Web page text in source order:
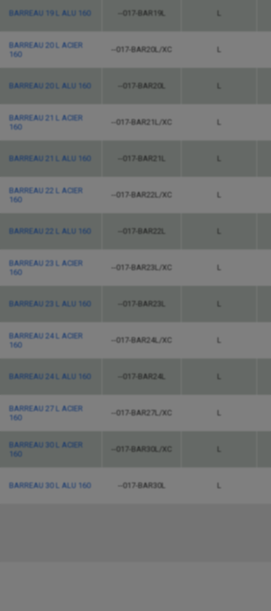
BARREAU 19 L ALU 160 --017-BAR19L L
BARREAU 20 L ACIER
160
--017-BAR20L/XC L
BARREAU 20 L ALU 160 --017-BAR20L L
BARREAU 21 L ACIER
160
--017-BAR21L/XC L
BARREAU 21 L ALU 160 --017-BAR21L L
BARREAU 22 L ACIER
160
--017-BAR22L/XC L
BARREAU 22 L ALU 160 --017-BAR22L L
BARREAU 23 L ACIER
160
--017-BAR23L/XC L
BARREAU 23 L ALU 160 --017-BAR23L L
BARREAU 24 L ACIER
160
--017-BAR24L/XC L
BARREAU 24 L ALU 160 --017-BAR24L L
BARREAU 27 L ACIER
160
--017-BAR27L/XC L
BARREAU 30 L ACIER
160
--017-BAR30L/XC L
BARREAU 30 L ALU 160 --017-BAR30L L